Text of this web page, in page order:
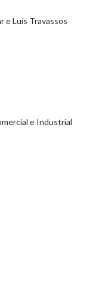
e Luís Travassos
e Industrial